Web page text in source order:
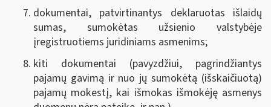
dokumentai, patvirtinantys deklaruotas išlaidų
sumas, sumokėtas užsienio valstybėje
įregistruotiems juridiniams asmenims;
kiti dokumentai (pavyzdžiui, pagrindžiantys
pajamų gavimą ir nuo jų sumokėtą (išskaičiuotą)
pajamų mokestį, kai išmokas išmokėję asmenys